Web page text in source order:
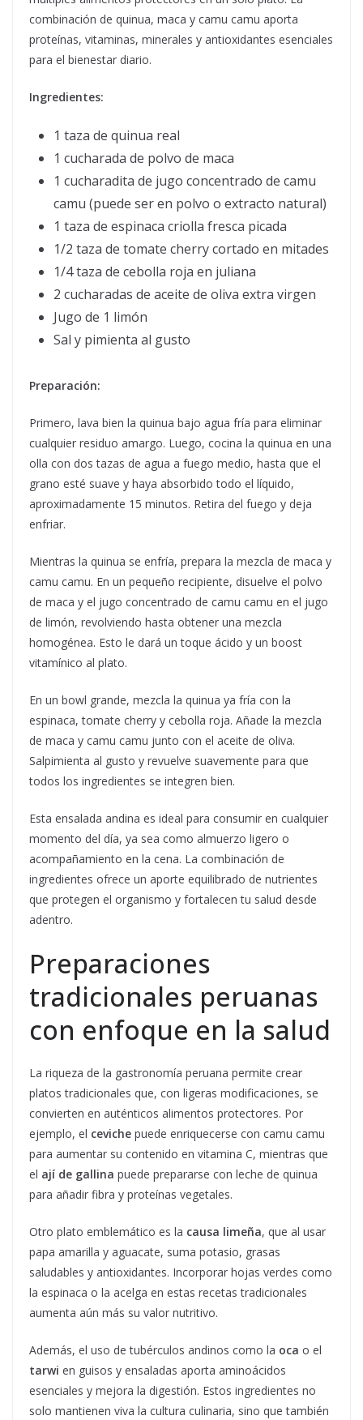
combinación de quinua, maca y camu camu aporta
proteínas, vitaminas, minerales y antioxidantes esenciales
para el bienestar diario.
Ingredientes:
1 taza de quinua real
1 cucharada de polvo de maca
1 cucharadita de jugo concentrado de camu
camu (puede ser en polvo o extracto natural)
1 taza de espinaca criolla fresca picada
1/2 taza de tomate cherry cortado en mitades
1/4 taza de cebolla roja en juliana
2 cucharadas de aceite de oliva extra virgen
Jugo de 1 limón
Sal y pimienta al gusto
Preparación:
Primero, lava bien la quinua bajo agua fría para eliminar
cualquier residuo amargo. Luego, cocina la quinua en una
olla con dos tazas de agua a fuego medio, hasta que el
grano esté suave y haya absorbido todo el líquido,
aproximadamente 15 minutos. Retira del fuego y deja
enfriar.
Mientras la quinua se enfría, prepara la mezcla de maca y
camu camu. En un pequeño recipiente, disuelve el polvo
de maca y el jugo concentrado de camu camu en el jugo
de limón, revolviendo hasta obtener una mezcla
homogénea. Esto le dará un toque ácido y un boost
vitamínico al plato.
En un bowl grande, mezcla la quinua ya fría con la
espinaca, tomate cherry y cebolla roja. Añade la mezcla
de maca y camu camu junto con el aceite de oliva.
Salpimienta al gusto y revuelve suavemente para que
todos los ingredientes se integren bien.
Esta ensalada andina es ideal para consumir en cualquier
momento del día, ya sea como almuerzo ligero o
acompañamiento en la cena. La combinación de
ingredientes ofrece un aporte equilibrado de nutrientes
que protegen el organismo y fortalecen tu salud desde
adentro.
Preparaciones
tradicionales peruanas
con enfoque en la salud
La riqueza de la gastronomía peruana permite crear
platos tradicionales que, con ligeras modificaciones, se
convierten en auténticos alimentos protectores. Por
ejemplo, el ceviche puede enriquecerse con camu camu
para aumentar su contenido en vitamina C, mientras que
el ají de gallina puede prepararse con leche de quinua
para añadir fibra y proteínas vegetales.
Otro plato emblemático es la causa limeña, que al usar
papa amarilla y aguacate, suma potasio, grasas
saludables y antioxidantes. Incorporar hojas verdes como
la espinaca o la acelga en estas recetas tradicionales
aumenta aún más su valor nutritivo.
Además, el uso de tubérculos andinos como la oca o el
tarwi en guisos y ensaladas aporta aminoácidos
esenciales y mejora la digestión. Estos ingredientes no
solo mantienen viva la cultura culinaria, sino que también